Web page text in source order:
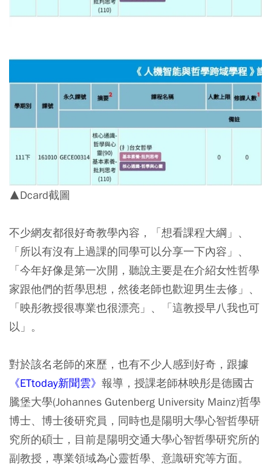
▲Dcard截圖
不少網友都很好奇教學內容，「想看課程大綱」、
「所以有沒有上過課的同學可以分享一下內容」、
「今年好像是第一次開，聽說主要是在介紹女性哲學
家跟他們的哲學思想，然後老師也歡迎男生去修」、
「映彤教授很專業也很漂亮」、「這教授早八我也可
以」。
對於該名老師的來歷，也有不少人感到好奇，跟據
《ETtoday新聞雲》 報導，授課老師林映彤是德國古
騰堡大學(Johannes Gutenberg University Mainz)哲學
博士、博士後研究員，同時也是陽明大學心智哲學研
究所的碩士，目前是陽明交通大學心智哲學研究所的
副教授，專業領域為心靈哲學、意識研究等方面。